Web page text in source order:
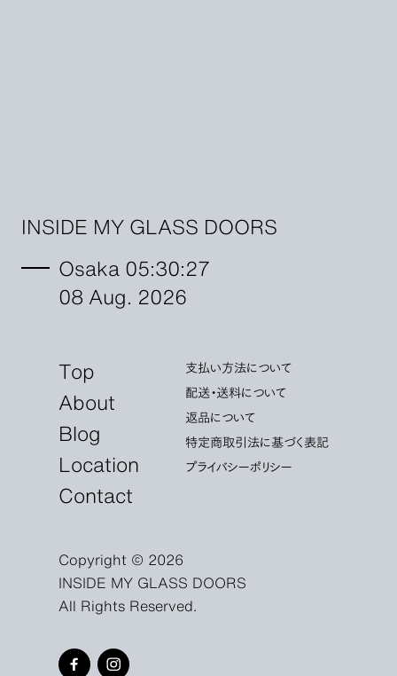
INSIDE MY GLASS DOORS
Osaka 05:30:28
08 Aug. 2026
Top
About
Blog
Location
Contact
支払い方法について
配送・送料について
返品について
特定商取引法に基づく表記
プライバシーポリシー
Copyright © 2026
INSIDE MY GLASS DOORS
All Rights Reserved.